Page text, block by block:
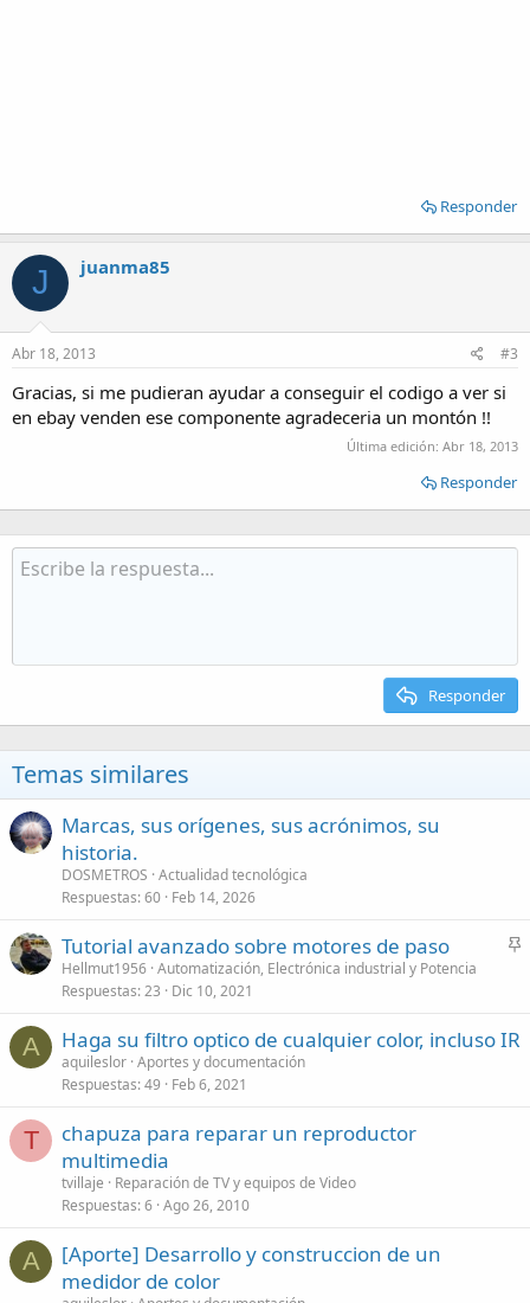
Responder
J juanma85
Abr 18, 2013 #3
Gracias, si me pudieran ayudar a conseguir el codigo a ver si
en ebay venden ese componente agradeceria un montón !!
Última edición: Abr 18, 2013
Responder
Responder
Temas similares
Marcas, sus orígenes, sus acrónimos, su
historia.
DOSMETROS Actualidad tecnológica
Respuestas 60 Feb 14, 2026
A
Tutorial avanzado sobre motores de paso
Hellmut1956 Automatización, Electrónica industrial y Potencia
Respuestas 23 Dic 10, 2021
A Haga su filtro optico de cualquier color, incluso IR
aquileslor Aportes y documentación
Respuestas 49 Feb 6, 2021
T
chapuza para reparar un reproductor
multimedia
tvillaje
Reparación de TV y equipos de Video
Respuestas 6 Ago 26, 2010
A
[Aporte] Desarrollo y construccion de un
medidor de color